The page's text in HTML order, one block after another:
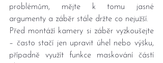
problémům, mějte k tomu jasné
argumenty a záběr stále držte co nejužší.
Před montáží kamery si záběr vyzkoušejte
– často stačí jen upravit úhel nebo výšku,
případně využít funkce maskování částí